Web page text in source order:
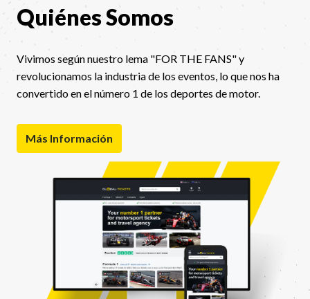
Quiénes Somos
Vivimos según nuestro lema "FOR THE FANS" y
revolucionamos la industria de los eventos, lo que nos ha
convertido en el número 1 de los deportes de motor.
Más Información